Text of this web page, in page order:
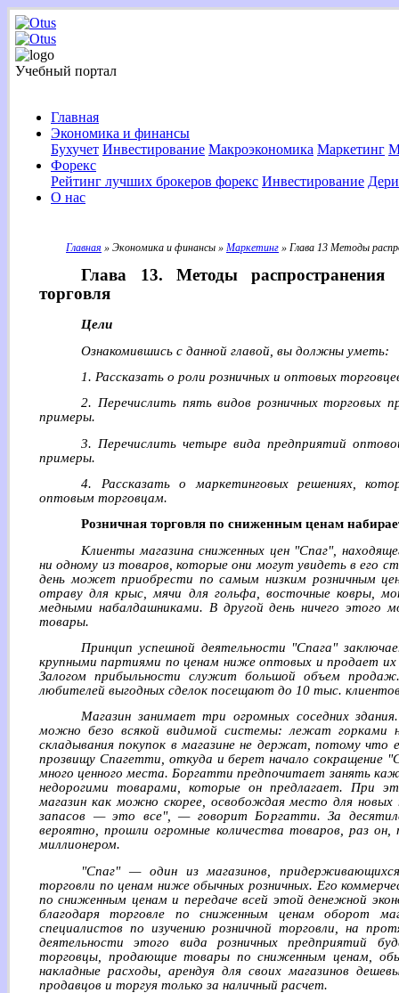
Учебный портал
Главная
Экономика и финансы
Бухучет Инвестирование Макроэкономика Маркетинг
Форекс
Рейтинг лучших брокеров форекс Инвестирование
О нас
Главная » Экономика и финансы » Маркетинг » Глава 13 Методы
Глава 13. Методы
торговля
Цели
Ознакомившись с данной главой, вы должны уметь:
1. Рассказать о роли розничных и оптовых
2. Перечислить пять видов розничных торговых
примеры.
3. Перечислить четыре вида предприятий
примеры.
4. Рассказать о маркетинговых решениях,
оптовым торговцам.
Розничная торговля по сниженным ценам
Клиенты магазина сниженных цен "Спаг",
ни одному из товаров, которые они могут увидеть в его
день может приобрести по самым низким розничным
отраву для крыс, мячи для гольфа, восточные ковры,
медными набалдашниками. В другой день ничего
товары.
Принцип успешной деятельности "Спага"
крупными партиями по ценам ниже оптовых и продает их
Залогом прибыльности служит большой объем
любителей выгодных сделок посещают до 10 тыс.
Магазин занимает три огромных соседних
можно безо всякой видимой системы: лежат горками
складывания покупок в магазине не держат, потому
прозвищу Спагетти, откуда и берет начало сокращение
много ценного места. Боргатти предпочитает занять
недорогими товарами, которые он предлагает. При
магазин как можно скорее, освобождая место для
запасов — это все", — говорит Боргатти. За
вероятно, прошли огромные количества товаров, раз
миллионером.
"Спаг" — один из магазинов,
торговли по ценам ниже обычных розничных. Его
по сниженным ценам и передаче всей этой денежной
благодаря торговле по сниженным ценам оборот
специалистов по изучению розничной торговли, на
деятельности этого вида розничных предприятий
торговцы, продающие товары по сниженным ценам,
накладные расходы, арендуя для своих магазинов
продавцов и торгуя только за наличный расчет.